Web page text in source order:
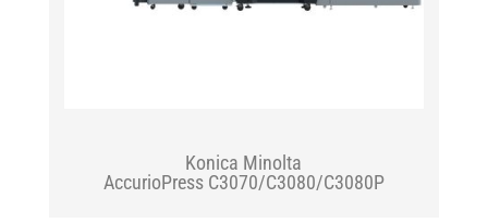
Konica Minolta
AccurioPress C3070/C3080/C3080P